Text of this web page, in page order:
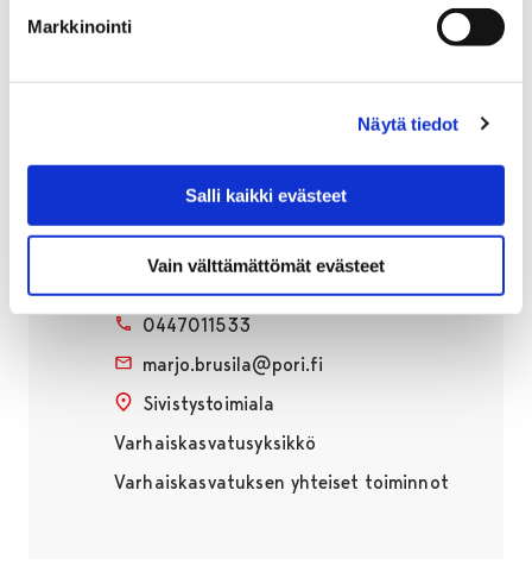
Markkinointi
Näytä tiedot
Salli kaikki evästeet
Vain välttämättömät evästeet
Kulttuuriyksikkö
Marjo Brusila
0447011533
marjo.brusila@pori.fi
Sivistystoimiala
Varhaiskasvatusyksikkö
Varhaiskasvatuksen yhteiset toiminnot